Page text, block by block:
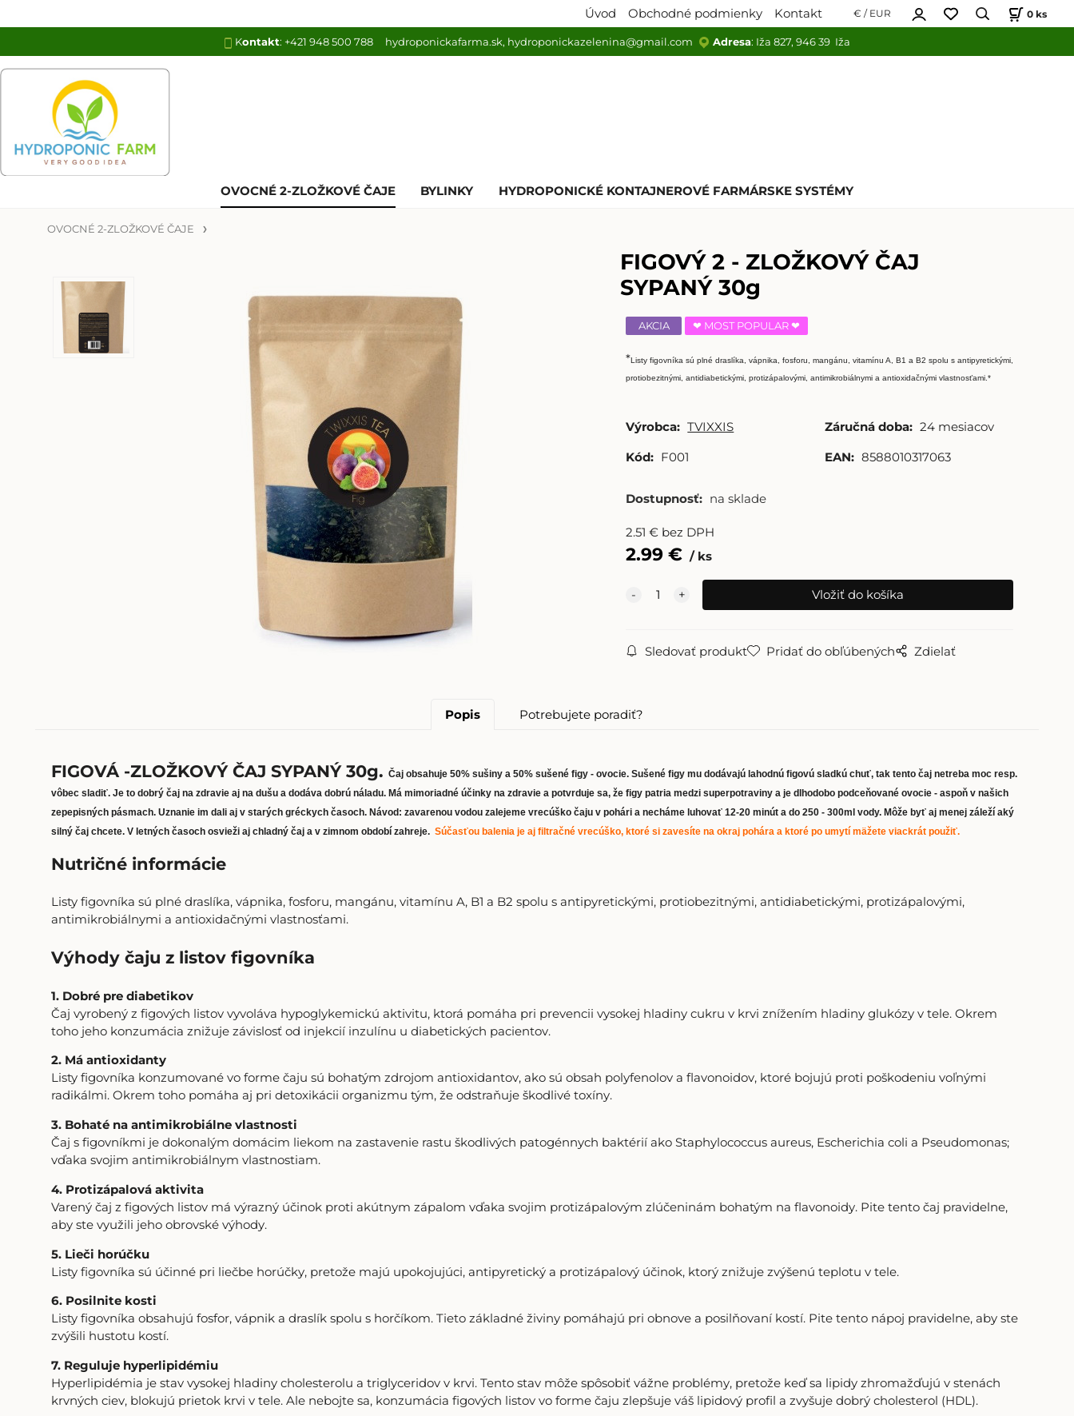
Úvod Obchodné podmienky Kontakt € / EUR 0 ks
Kontakt: +421 948 500 788 hydroponickafarma.sk, hydroponickazelenina@gmail.com Adresa: Iža 827, 946 39 Iža
OVOCNÉ 2-ZLOŽKOVÉ ČAJE BYLINKY HYDROPONICKÉ KONTAJNEROVÉ FARMÁRSKE SYSTÉMY
OVOCNÉ 2-ZLOŽKOVÉ ČAJE
FIGOVÝ 2 - ZLOŽKOVÝ ČAJ
SYPANÝ 30g
AKCIA ❤ MOST POPULAR ❤
*Listy figovníka sú plné draslíka, vápnika, fosforu, mangánu, vitamínu A, B1 a B2 spolu s antipyretickými,
protiobezitnými, antidiabetickými, protizápalovými, antimikrobiálnymi a antioxidačnými vlastnosťami.*
Výrobca: TVIXXIS Záručná doba: 24 mesiacov
Kód: F001 EAN: 8588010317063
Dostupnosť: na sklade
2.51 € bez DPH
2.99 € ks
Sledovať produkt Pridať do obľúbených Zdielať
Popis Potrebujete poradiť?
FIGOVÁ -ZLOŽKOVÝ ČAJ SYPANÝ 30g. Čaj obsahuje 50% sušiny a 50% sušené figy - ovocie. Sušené figy mu dodávajú lahodnú figovú sladkú chuť, tak tento čaj netreba moc resp.
vôbec sladiť. Je to dobrý čaj na zdravie aj na dušu a dodáva dobrú náladu. Má mimoriadné účinky na zdravie a potvrduje sa, že figy patria medzi superpotraviny a je dlhodobo podceňované ovocie - aspoň v našich
zepepisných pásmach. Uznanie im dali aj v starých gréckych časoch. Návod: zavarenou vodou zalejeme vrecúško čaju v pohári a necháme luhovať 12-20 minút a do 250 - 300ml vody. Môže byť aj menej záleží aký
silný čaj chcete. V letných časoch osvieži aj chladný čaj a v zimnom období zahreje. Súčasťou balenia je aj filtračné vrecúško, ktoré si zavesíte na okraj pohára a ktoré po umytí mäžete viackrát použiť.
Nutričné ​​informácie
Listy figovníka sú plné draslíka, vápnika, fosforu, mangánu, vitamínu A, B1 a B2 spolu s antipyretickými, protiobezitnými, antidiabetickými, protizápalovými,
antimikrobiálnymi a antioxidačnými vlastnosťami.
Výhody čaju z listov figovníka
1. Dobré pre diabetikov
Čaj vyrobený z figových listov vyvoláva hypoglykemickú aktivitu, ktorá pomáha pri prevencii vysokej hladiny cukru v krvi znížením hladiny glukózy v tele. Okrem
toho jeho konzumácia znižuje závislosť od injekcií inzulínu u diabetických pacientov.
2. Má antioxidanty
Listy figovníka konzumované vo forme čaju sú bohatým zdrojom antioxidantov, ako sú obsah polyfenolov a flavonoidov, ktoré bojujú proti poškodeniu voľnými
radikálmi. Okrem toho pomáha aj pri detoxikácii organizmu tým, že odstraňuje škodlivé toxíny.
3. Bohaté na antimikrobiálne vlastnosti
Čaj s figovníkmi je dokonalým domácim liekom na zastavenie rastu škodlivých patogénnych baktérií ako Staphylococcus aureus, Escherichia coli a Pseudomonas;
vďaka svojim antimikrobiálnym vlastnostiam.
4. Protizápalová aktivita
Varený čaj z figových listov má výrazný účinok proti akútnym zápalom vďaka svojim protizápalovým zlúčeninám bohatým na flavonoidy. Pite tento čaj pravidelne,
aby ste využili jeho obrovské výhody.
5. Lieči horúčku
Listy figovníka sú účinné pri liečbe horúčky, pretože majú upokojujúci, antipyretický a protizápalový účinok, ktorý znižuje zvýšenú teplotu v tele.
6. Posilnite kosti
Listy figovníka obsahujú fosfor, vápnik a draslík spolu s horčíkom. Tieto základné živiny pomáhajú pri obnove a posilňovaní kostí. Pite tento nápoj pravidelne, aby ste
zvýšili hustotu kostí.
7. Reguluje hyperlipidémiu
Hyperlipidémia je stav vysokej hladiny cholesterolu a triglyceridov v krvi. Tento stav môže spôsobiť vážne problémy, pretože keď sa lipidy zhromažďujú v stenách
krvných ciev, blokujú prietok krvi v tele. Ale nebojte sa, konzumácia figových listov vo forme čaju zlepšuje váš lipidový profil a zvyšuje dobrý cholesterol (HDL).